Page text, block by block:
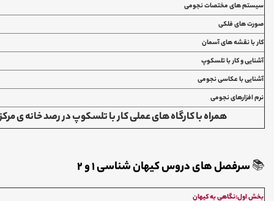
سیستم های مختصات نجومی
صورت های فلکی
کار با نقشه های آسمان
آشنایی و کار با تلسکوپ
آشنایی با عکاسی نجومی
نرم افزارهای نجومی
همراه با کارگاه های عملی کار با تلسکوپ در رصد خانه ی
📚سرفصل های دروس کیهان شناسی 1 و 2
بخش اول:نگاهی به کیهان